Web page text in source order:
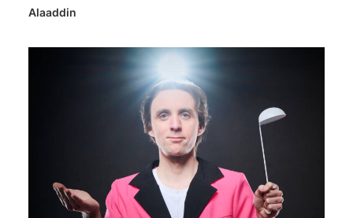
Alaaddin